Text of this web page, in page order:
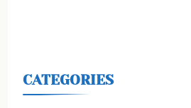
CATEGORIES